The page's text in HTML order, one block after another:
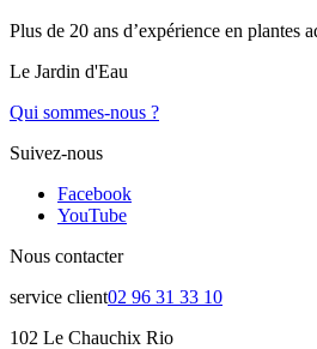
Plus de 20 ans d’expérience en plantes
Le Jardin d'Eau
Qui sommes-nous ?
Suivez-nous
Facebook
YouTube
Nous contacter
service client02 96 31 33 10
102 Le Chauchix Rio